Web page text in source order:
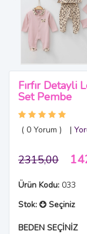
Fırfır Detayli
Set Pembe
( 0 Yorum ) |
2315,00
Ürün Kodu: 033
Stok:
Seçiniz
BEDEN SEÇİNİZ